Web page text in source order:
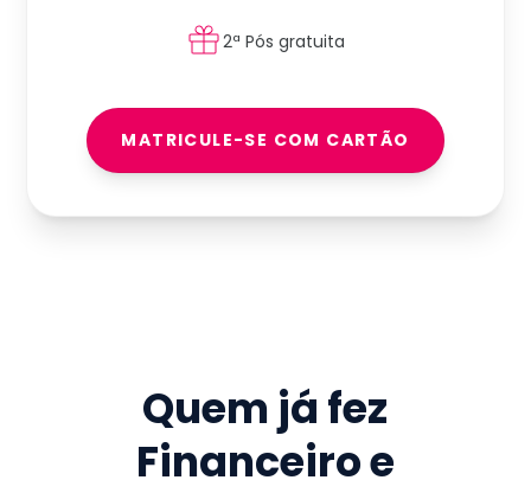
2ª Pós gratuita
MATRICULE-SE COM CARTÃO
Quem já fez
Financeiro e